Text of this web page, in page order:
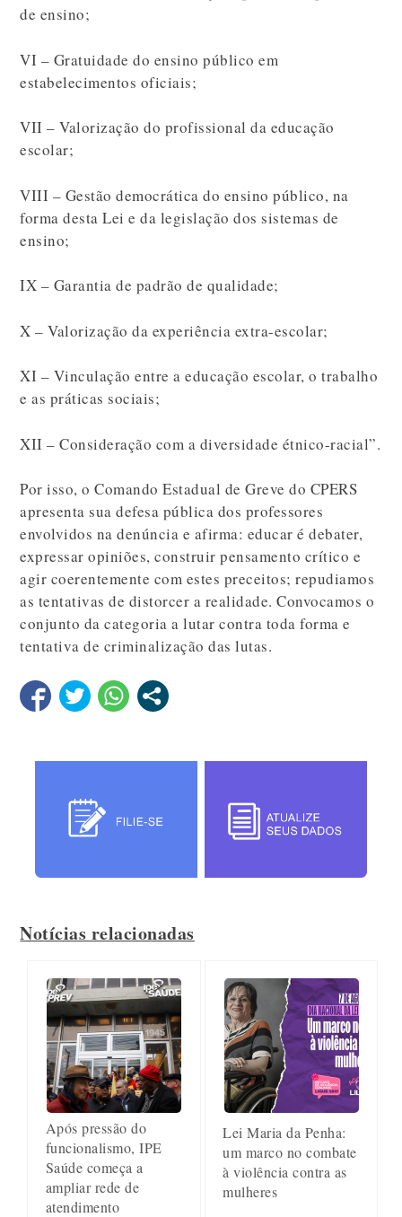
de ensino;
VI – Gratuidade do ensino público em
estabelecimentos oficiais;
VII – Valorização do profissional da educação
escolar;
VIII – Gestão democrática do ensino público, na
forma desta Lei e da legislação dos sistemas de
ensino;
IX – Garantia de padrão de qualidade;
X – Valorização da experiência extra-escolar;
XI – Vinculação entre a educação escolar, o trabalho
e as práticas sociais;
XII – Consideração com a diversidade étnico-racial”.
Por isso, o Comando Estadual de Greve do CPERS
apresenta sua defesa pública dos professores
envolvidos na denúncia e afirma: educar é debater,
expressar opiniões, construir pensamento crítico e
agir coerentemente com estes preceitos; repudiamos
as tentativas de distorcer a realidade. Convocamos o
conjunto da categoria a lutar contra toda forma e
tentativa de criminalização das lutas.
Notícias relacionadas
Após pressão do
funcionalismo, IPE
Saúde começa a
ampliar rede de
atendimento
Lei Maria da Penha:
um marco no combate
à violência contra as
mulheres